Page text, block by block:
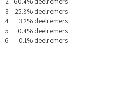
3
25.8% deelnemers
4
3.2% deelnemers
5
0.4% deelnemers
6
0.1% deelnemers